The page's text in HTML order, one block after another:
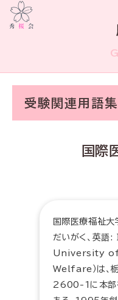
受験関連用語集
国際
国際医療福祉大
だいがく、英
University
Welfare）は、
2600-1に本部